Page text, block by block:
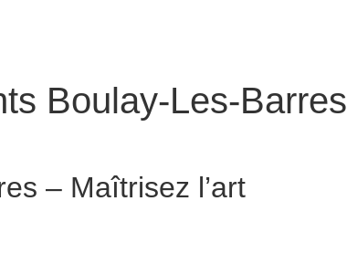
Boulay-Les-Barres
– Maîtrisez l’art